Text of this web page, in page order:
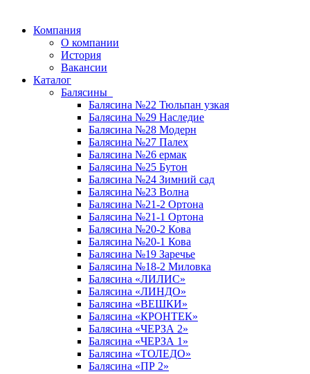
Компания
О компании
История
Вакансии
Каталог
Балясины
Балясина №22 Тюльпан узкая
Балясина №29 Наследие
Балясина №28 Модерн
Балясина №27 Палех
Балясина №26 ермак
Балясина №25 Бутон
Балясина №24 Зимний сад
Балясина №23 Волна
Балясина №21-2 Ортона
Балясина №21-1 Ортона
Балясина №20-2 Кова
Балясина №20-1 Кова
Балясина №19 Заречье
Балясина №18-2 Миловка
Балясина «ЛИЛИС»
Балясина «ЛИНДО»
Балясина «ВЕШКИ»
Балясина «КРОНТЕК»
Балясина «ЧЕРЗА 2»
Балясина «ЧЕРЗА 1»
Балясина «ТОЛЕДО»
Балясина «ПР 2»